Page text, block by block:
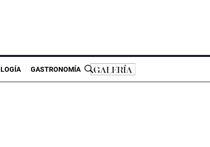
GASTRONOMÍA